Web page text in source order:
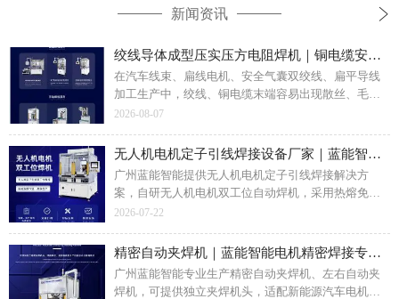
新闻资讯
绞线导体成型压实压方电阻焊机｜铜电缆安全气囊线束压方焊接解决方案
在汽车线束、扁线电机、安全气囊双绞线、扁平导线
加工生产中，绞线、铜电缆末端容易出现散丝、毛
刺、扫帚头现象，直接影响后道端子焊接、接头拼接
工艺，可将电缆绞线末端精密压实成方形、长方形截
面，做到无间隙、少毛刺，适配多规格线缆加工。广
州蓝能智能装备提供全自动、手动多系列压方压实焊
接设备，覆盖铜电缆、双绞线安全气囊线、扁平导线
导体等多种工件的末端成型压实焊接加工需求。
2026-08-07
无人机电机定子引线焊接设备厂家｜蓝能智能双工位自动焊机一站式焊接解决方案
广州蓝能智能提供无人机电机定子引线焊接解决方
案，自研无人机电机双工位自动焊机，采用热熔免脱
漆工艺，实现定子漆包线自动化焊接。双工位交替作
服务。支持试样打样、设备非标定制，适配航拍、植
保、载重各类无人机无刷电机生产，面向电机制造企
业提供稳定可靠的精密焊接设备。
2026-07-22
精密自动夹焊机｜蓝能智能电机精密焊接专用设备
广州蓝能智能专业生产精密自动夹焊机、左右自动夹
焊机，可提供独立夹焊机头，适配新能源汽车电机、